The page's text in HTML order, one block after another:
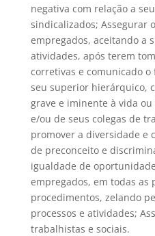
negativa com relação a
sindicalizados; Assegurar
empregados, aceitando a
atividades, após terem
corretivas e comunicado
seu superior hierárquico,
grave e iminente à vida
e/ou de seus colegas de
promover a diversidade e
de preconceito e
igualdade de
empregados, em todas as
procedimentos, zelando
processos e atividades;
trabalhistas e sociais.